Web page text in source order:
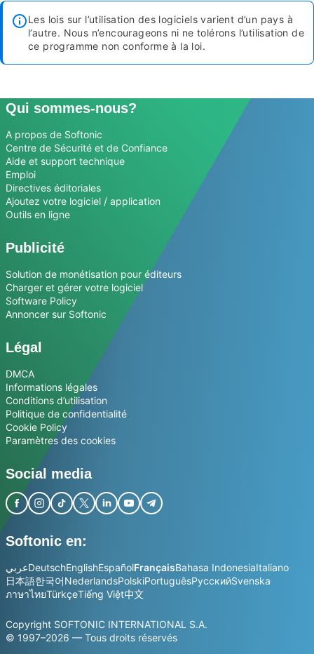
Les lois sur l’utilisation des logiciels varient d’un pays à
l’autre. Nous n’encourageons ni ne tolérons l’utilisation de
ce programme non conforme à la loi.
Qui sommes-nous?
A propos de Softonic
Centre de Sécurité et de Confiance
Aide et support technique
Emploi
Directives éditoriales
Ajoutez votre logiciel / application
Outils en ligne
Publicité
Solution de monétisation pour éditeurs
Charger et gérer votre logiciel
Software Policy
Annoncer sur Softonic
Légal
DMCA
Informations légales
Conditions d’utilisation
Politique de confidentialité
Cookie Policy
Paramètres des cookies
Social media
Softonic en:
عربيDeutschEnglishEspañolFrançaisBahasa IndonesiaItaliano
日本語한국어NederlandsPolskiPortuguêsРусскийSvenska
ภาษาไทยTürkçeTiếng Việt中文
Copyright SOFTONIC INTERNATIONAL S.A.
© 1997–2026 — Tous droits réservés